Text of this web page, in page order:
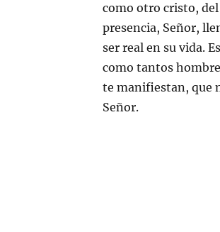
como otro cristo, del
presencia, Señor,
ser real en su vida.
como tantos
te manifiestan, que
Señor.